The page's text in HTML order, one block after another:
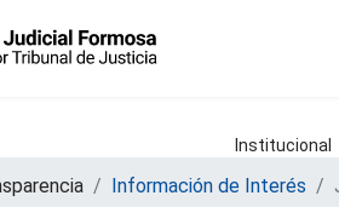
Institucional
Información de Interés